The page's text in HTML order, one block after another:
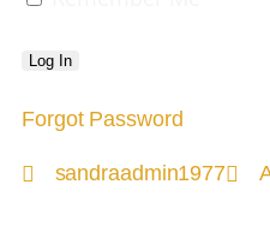
Forgot Password
sandraadmin1977